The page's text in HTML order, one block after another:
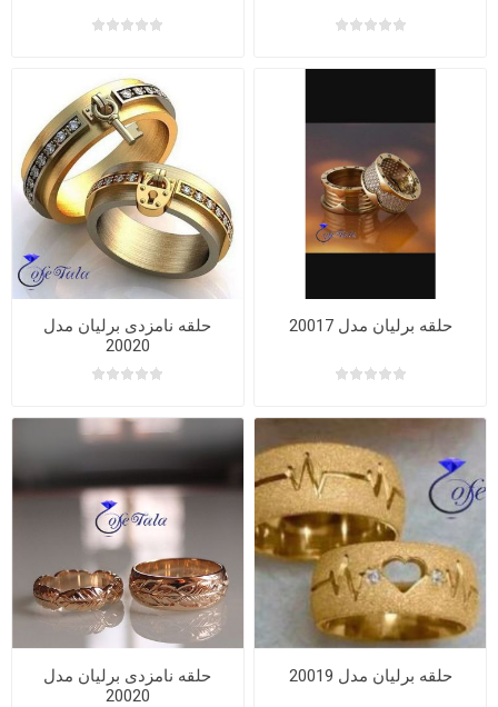
حلقه برلیان مدل 20017
حلقه نامزدی برلیان مدل
20020
حلقه برلیان مدل 20019
حلقه نامزدی برلیان مدل
20020